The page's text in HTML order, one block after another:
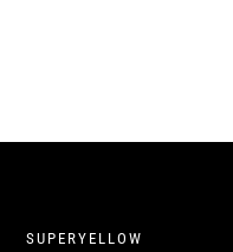
SUPERYELLOW